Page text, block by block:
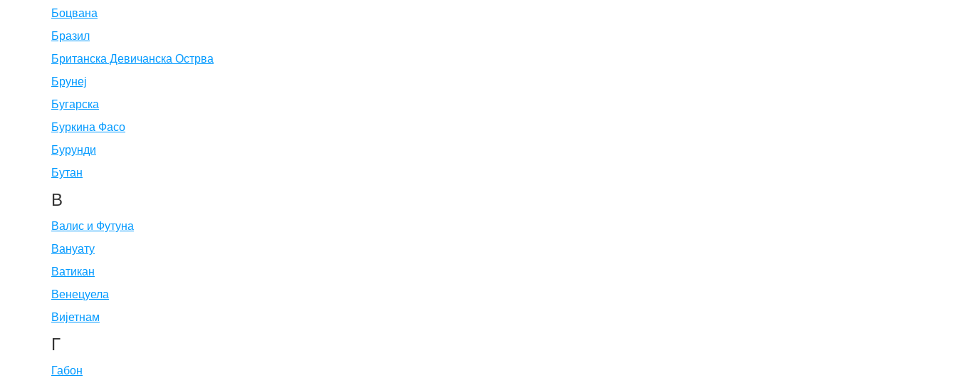
Боцвана
Бразил
Британска Девичанска Острва
Брунеј
Бугарска
Буркина Фасо
Бурунди
Бутан
В
Валис и Футуна
Вануату
Ватикан
Венецуела
Вијетнам
Г
Габон